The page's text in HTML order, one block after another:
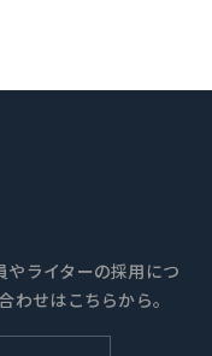
ライターの採用につ
わせはこちらから。